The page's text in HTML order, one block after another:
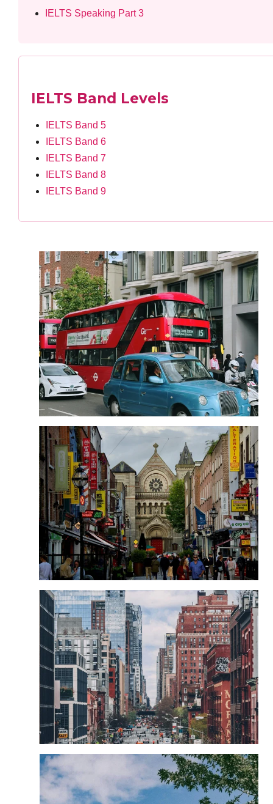
IELTS Speaking Part 3
IELTS Band Levels
IELTS Band 5
IELTS Band 6
IELTS Band 7
IELTS Band 8
IELTS Band 9